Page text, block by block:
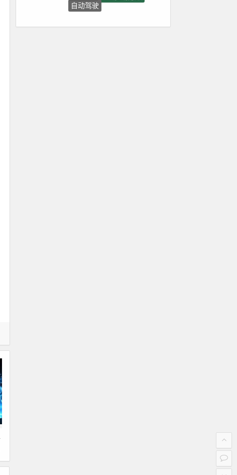
电路图